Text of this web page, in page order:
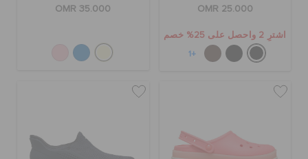
OMR 25.000
اشترِ 2 واحصل على 25% خصم
+1
OMR 35.000